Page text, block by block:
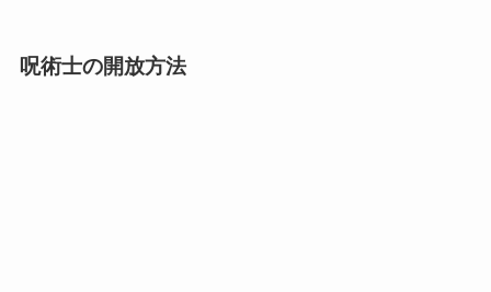
呪術士の開放方法